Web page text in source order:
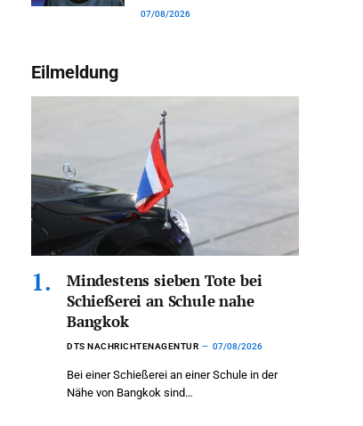
07/08/2026
Eilmeldung
Mindestens sieben Tote bei
Schießerei an Schule nahe
Bangkok
DTS NACHRICHTENAGENTUR 07/08/2026
Bei einer Schießerei an einer Schule in der
Nähe von Bangkok sind…